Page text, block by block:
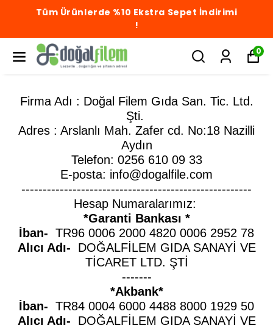
Tüm Ürünlerde %10 Ekstra Sepet İndirimi
!
0
Firma Adı : Doğal Filem Gıda San. Tic. Ltd.
Şti.
Adres : Arslanlı Mah. Zafer cd. No:18 Nazilli
Aydın
Telefon: 0256 610 09 33
E-posta: info@dogalfile.com
------------------------------------------------------
Hesap Numaralarımız:
*Garanti Bankası *
İban- TR96 0006 2000 4820 0006 2952 78
Alıcı Adı-
DOĞALFİLEM GIDA SANAYİ VE
TİCARET LTD. ŞTİ
-------
*Akbank*
İban- TR84 0004 6000 4488 8000 1929 50
Alıcı Adı-
DOĞALFİLEM GIDA SANAYİ VE